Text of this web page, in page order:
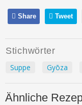
Share Tweet
Stichwörter
Suppe Gyōza
Ähnliche